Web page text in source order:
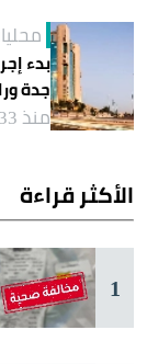
جدة
منذ 33 دقيقة
الأكثر قراءة
1